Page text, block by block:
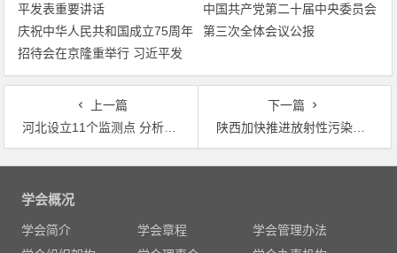
庆祝中华人民共和国成立75周年
招待会在京隆重举行 习近平发
表重要讲话
中国共产党第二十届中央委员会
第三次全体会议公报
上一篇
河北设立11个监测点 分析雾霾对人群健康影响
下一篇
陕西加快推进放射性污染防治
文
学会概况
学会简介 学会章程
学会管理办法